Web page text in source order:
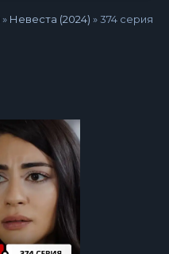
» Невеста (2024) »374 серия